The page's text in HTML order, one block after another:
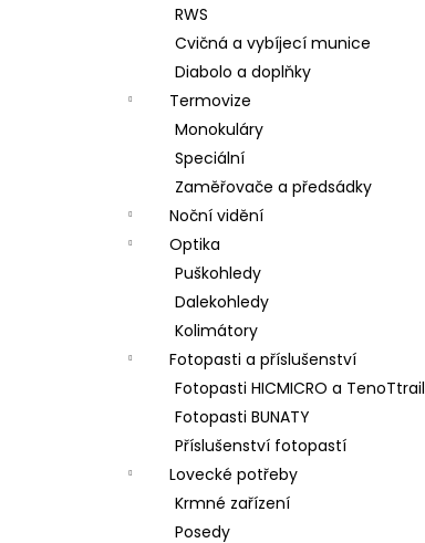
RWS
Cvičná a vybíjecí munice
Diabolo a doplňky
Termovize
Monokuláry
Speciální
Zaměřovače a předsádky
Noční vidění
Optika
Puškohledy
Dalekohledy
Kolimátory
Fotopasti a příslušenství
Fotopasti HICMICRO a TenoTtrail
Fotopasti BUNATY
Příslušenství fotopastí
Lovecké potřeby
Krmné zařízení
Posedy